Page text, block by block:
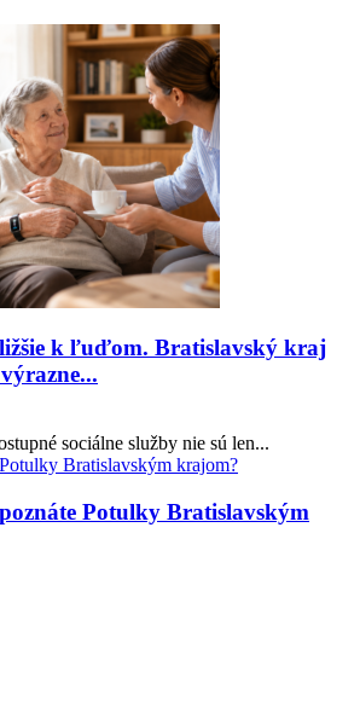
k ľuďom. Bratislavský kraj
sociálne služby nie sú len...
Potulky Bratislavským